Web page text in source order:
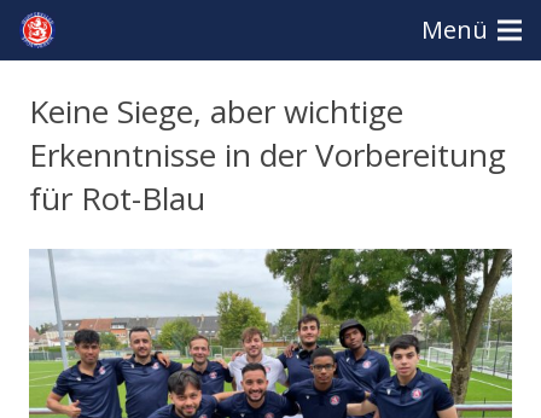
Menü
Keine Siege, aber wichtige
Erkenntnisse in der Vorbereitung
für Rot-Blau